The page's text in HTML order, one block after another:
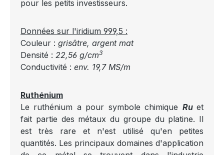
pour les petits investisseurs.
Données sur l'iridium 999,5 :
Couleur : grisâtre, argent mat
Densité : 22,56 g/cm3
Conductivité : env. 19,7 MS/m
Ruthénium
Le ruthénium a pour symbole chimique Ru et
fait partie des métaux du groupe du platine. Il
est très rare et n'est utilisé qu'en petites
quantités. Les principaux domaines d'application